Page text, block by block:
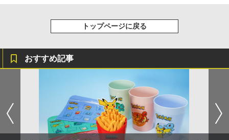
トップページに戻る
おすすめ記事